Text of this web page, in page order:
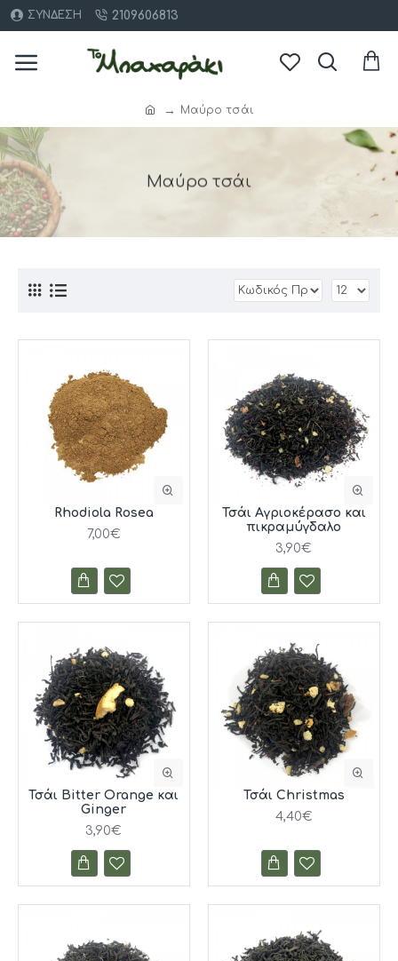
ΣΎΝΔΕΣΗ 2109606813
Μαύρο τσάι
Μαύρο τσάι
Rhodiola Rosea
7,00€
Τσάι Αγριοκέρασο και
πικραμύγδαλο
3,90€
Τσάι Bitter Orange και
Ginger
3,90€
Τσάι Christmas
4,40€